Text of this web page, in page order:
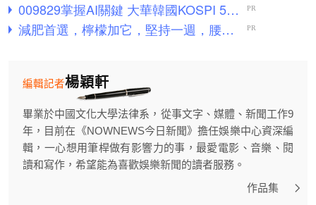
楊穎軒
編輯記者
畢業於中國文化大學法律系，從事文字、媒體、新聞工作9
年，目前在《NOWNEWS今日新聞》擔任娛樂中心資深編
輯，一心想用筆桿做有影響力的事，最愛電影、音樂、閱
讀和寫作，希望能為喜歡娛樂新聞的讀者服務。
作品集